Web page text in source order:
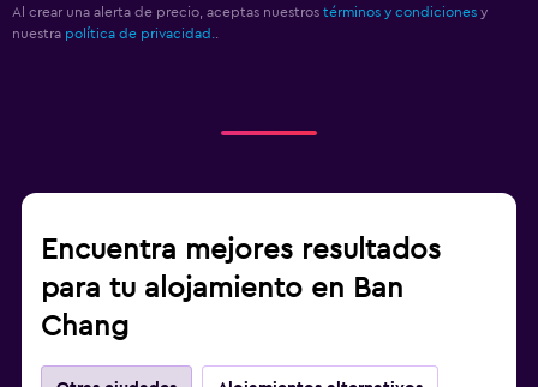
Al crear una alerta de precio, aceptas nuestros términos y condiciones y
nuestra política de privacidad.
Encuentra mejores resultados
para tu alojamiento en Ban
Chang